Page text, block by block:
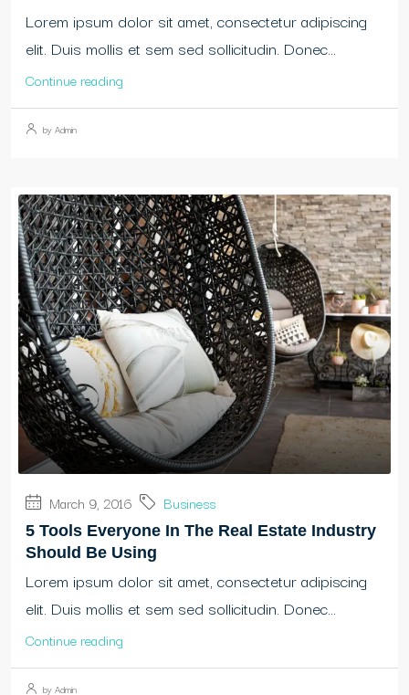
Lorem ipsum dolor sit amet, consectetur adipiscing
elit. Duis mollis et sem sed sollicitudin. Donec...
Continue reading
by Admin
March 9, 2016 Business
5 Tools Everyone In The Real Estate Industry
Should Be Using
Lorem ipsum dolor sit amet, consectetur adipiscing
elit. Duis mollis et sem sed sollicitudin. Donec...
Continue reading
by Admin